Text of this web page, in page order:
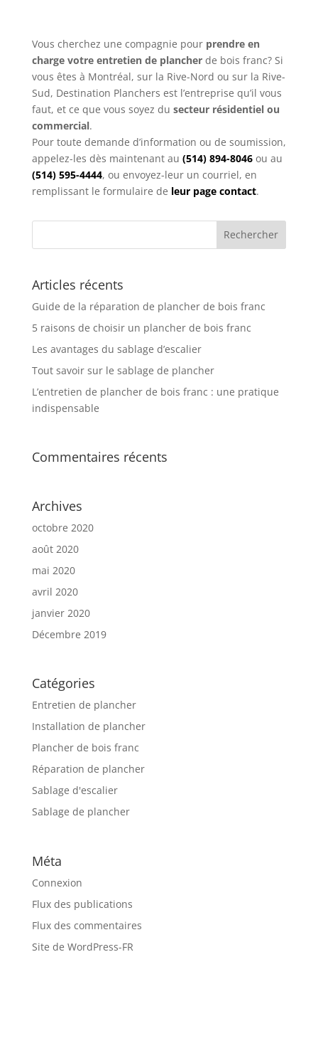
Vous cherchez une compagnie pour prendre en
charge votre entretien de plancherde bois franc? Si
vous êtes à Montréal, sur la Rive-Nord ou sur la Rive-
Sud, Destination Planchers est l’entreprise qu’il vous
faut, et ce que vous soyez du secteur résidentiel ou
commercial.
Pour toute demande d’information ou de soumission,
appelez-les dès maintenant au (514) 894-8046ou au
(514) 595-4444, ou envoyez-leur un courriel, en
remplissant le formulaire de leur page contact.
Articles récents
Guide de la réparation de plancher de bois franc
5 raisons de choisir un plancher de bois franc
Les avantages du sablage d’escalier
Tout savoir sur le sablage de plancher
L’entretien de plancher de bois franc : une pratique
indispensable
Commentaires récents
Archives
octobre 2020
août 2020
mai 2020
avril 2020
janvier 2020
Décembre 2019
Catégories
Entretien de plancher
Installation de plancher
Plancher de bois franc
Réparation de plancher
Sablage d'escalier
Sablage de plancher
Méta
Connexion
Flux des publications
Flux des commentaires
Site de WordPress-FR